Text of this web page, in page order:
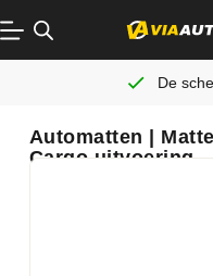
De
Automatten |
Cargo uitvoering –